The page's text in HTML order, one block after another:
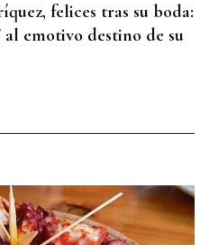
felices tras su boda:
emotivo destino de su